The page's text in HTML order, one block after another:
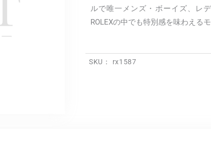
ルで唯一メンズ・ボーイズ、レ
ROLEXの中でも特別感を味わえる
SKU： rx1587